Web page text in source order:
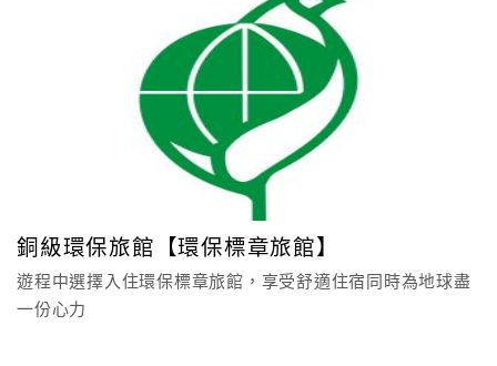
滿
意
度
銅級環保旅館【環保標章旅館】
遊程中選擇入住環保標章旅館，享受舒適住宿同時為地球盡
一份心力